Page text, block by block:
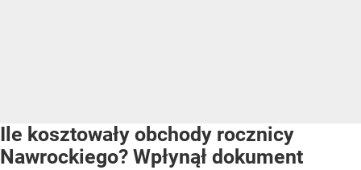
Ile kosztowały obchody rocznicy
Nawrockiego? Wpłynął dokument